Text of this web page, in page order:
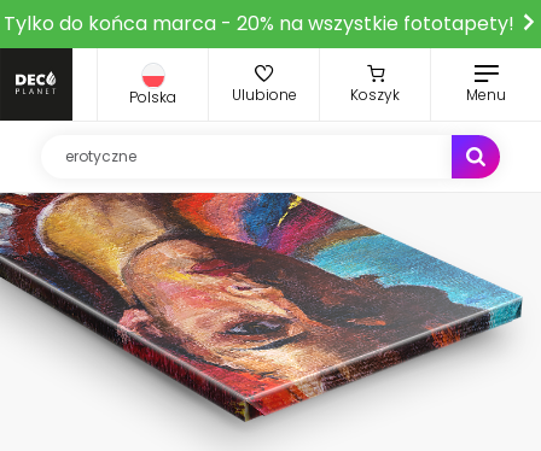
Tylko do końca marca - 20% na wszystkie fototapety!
Polska Ulubione Koszyk Menu